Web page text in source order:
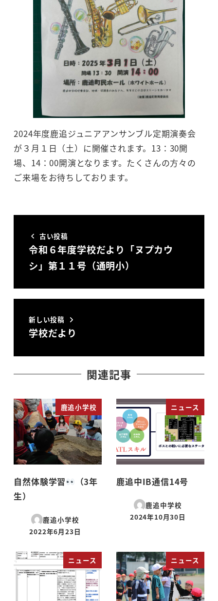
2024年度鹿追ジュニアアンサンブル定期演奏会
が３月１日（土）に開催されます。13：30開
場、14：00開演となります。たくさんの方々の
ご来場をお待ちしております。
古い投稿
令和６年度学校だより「ヌプカウ
シ」第１１号（通明小）
新しい投稿
学校だより
関連記事
鹿追小学校
自然体験学習
（3年
生）
鹿追小学校
投稿日
2022年6月23日
ニュース
鹿追中IB通信14号
鹿追中学校
投稿日
2024年10月30日
ニュース ニュース